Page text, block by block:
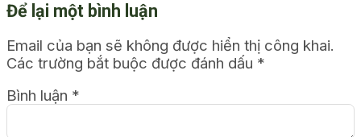
Để lại một bình luận
Email của bạn sẽ không được hiển thị công khai.
Các trường bắt buộc được đánh dấu *
Bình luận *